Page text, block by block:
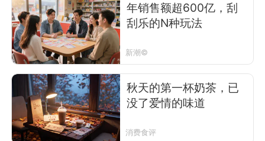
年销售额超600亿，刮
刮乐的N种玩法
新潮©
秋天的第一杯奶茶，已
没了爱情的味道
消费食评